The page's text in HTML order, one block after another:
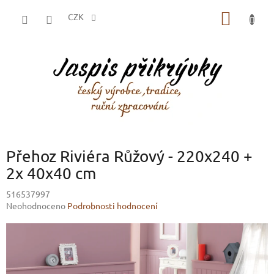
CZK
Přehoz Riviéra Růžový - 220x240 +
2x 40x40 cm
516537997
Průměrné
Neohodnoceno Podrobnosti hodnocení